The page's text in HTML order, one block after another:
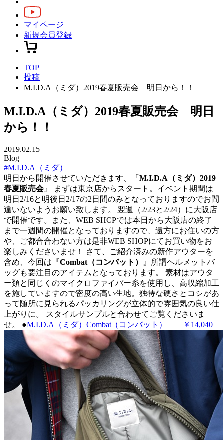
マイページ
新規会員登録
TOP
投稿
M.I.D.A（ミダ）2019春夏販売会 明日から！！
M.I.D.A（ミダ）2019春夏販売会 明日
から！！
2019.02.15
Blog
#M.I.D.A（ミダ）
明日から開催させていただきます、『M.I.D.A（ミダ）2019
春夏販売会』 まずは東京店からスタート。イベント期間は
明日2/16と明後日2/17の2日間のみとなっておりますのでお間
違いないようお願い致します。 翌週（2/23と2/24）に大阪店
で開催です。また、WEB SHOPでは本日から大阪店の終了
まで一週間の開催となっておりますので、遠方にお住いの方
や、ご都合合わない方は是非WEB SHOPにてお買い物をお
楽しみくださいませ！ さて、ご紹介済みの新作アウターを
含め、今回は『Combat（コンバット）
』所謂ヘルメットバ
ッグも要注目のアイテムとなっております。 素材はアウタ
ー類と同じくのマイクロファイバー糸を使用し、高収縮加工
を施していますので密度の高い生地。独特な硬さとコシがあ
って随所に見られるパッカリングが立体的で雰囲気の良い仕
上がりに。 スタイルサンプルと合わせてご覧くださいま
せ。 ●M.I.D.A（ミダ）Combat（コンバット） ￥14,040